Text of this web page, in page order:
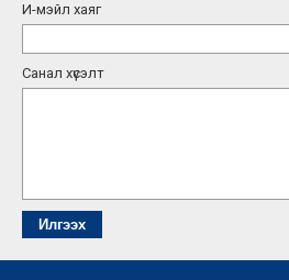
И-мэйл хаяг
Санал хүсэлт